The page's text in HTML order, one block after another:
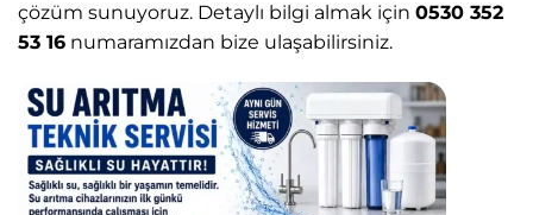
çözüm sunuyoruz. Detaylı bilgi almak için 0530 352
53 16 numaramızdan bize ulaşabilirsiniz.